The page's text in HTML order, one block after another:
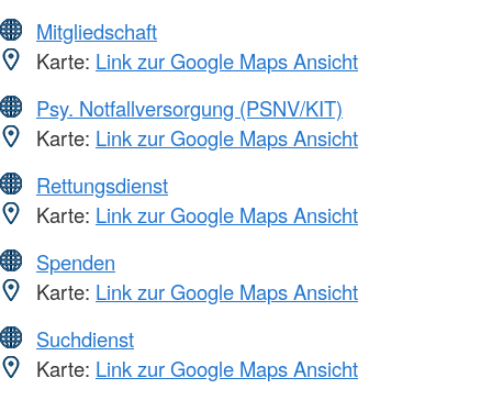
Mitgliedschaft
Karte: Link zur Google Maps Ansicht
Psy. Notfallversorgung (PSNV/KIT)
Karte: Link zur Google Maps Ansicht
Rettungsdienst
Karte: Link zur Google Maps Ansicht
Spenden
Karte: Link zur Google Maps Ansicht
Suchdienst
Karte: Link zur Google Maps Ansicht